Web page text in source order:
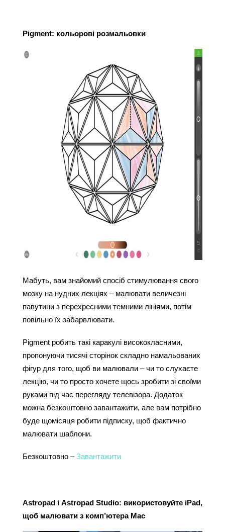
Pigment: кольорові розмальовки
Мабуть, вам знайомий спосіб стимулювання свого
мозку на нудних лекціях – малювати величезні
павутини з перехресними темними лініями, потім
повільно їх забарвлювати.
Pigment робить такі каракулі висококласними,
пропонуючи тисячі сторінок складно намальованих
фігур для того, щоб ви малювали – чи то слухаєте
лекцію, чи то просто хочете щось зробити зі своїми
руками під час перегляду телевізора. Додаток
можна безкоштовно завантажити, але вам потрібно
буде щомісяця робити підписку, щоб фактично
малювати шаблони.
Безкоштовно – Завантажити
Astropad і Astropad Studio: використовуйте iPad,
щоб малювати з комп’ютера Mac